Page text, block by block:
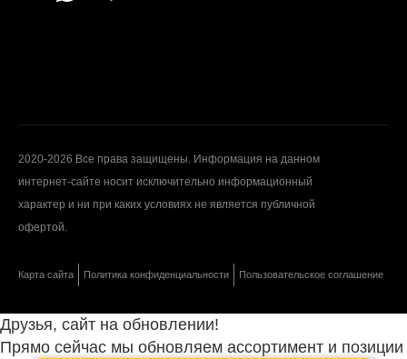
2020-2026 Все права защищены. Информация на данном
интернет-сайте носит исключительно информационный
характер и ни при каких условиях не является публичной
офертой.
Карта сайта Политика конфиденциальности Пользовательское соглашение
Друзья, сайт на обновлении!
Прямо сейчас мы обновляем ассортимент и позиции